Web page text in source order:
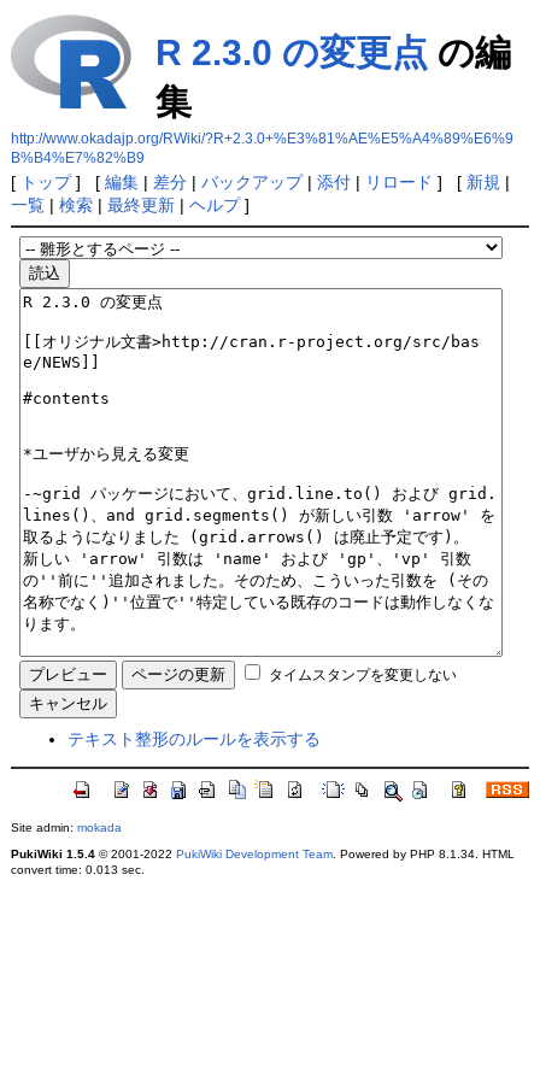
R 2.3.0 の変更点 の編
集
http://www.okadajp.org/RWiki/?R+2.3.0+%E3%81%AE%E5%A4%89%E6%9
B%B4%E7%82%B9
[ トップ] [ 編集| 差分| バックアップ| 添付| リロード ] [ 新規 |
一覧| 検索| 最終更新| ヘルプ]
タイムスタンプを変更しない
テキスト整形のルールを表示する
Site admin: mokada
PukiWiki 1.5.4© 2001-2022 PukiWiki Development Team. Powered by PHP 8.1.34. HTML
convert time: 0.013 sec.